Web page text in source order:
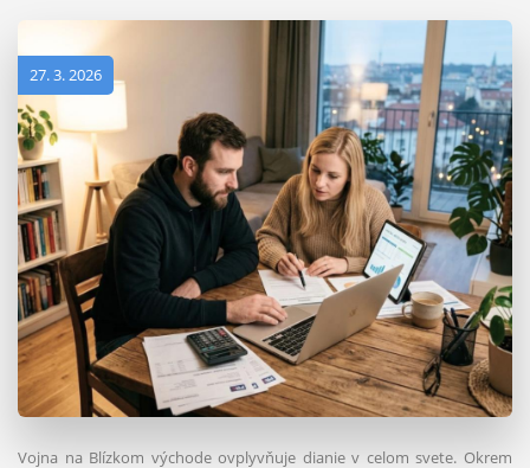
27. 3. 2026
Vojna na Blízkom východe ovplyvňuje dianie v celom svete. Okrem